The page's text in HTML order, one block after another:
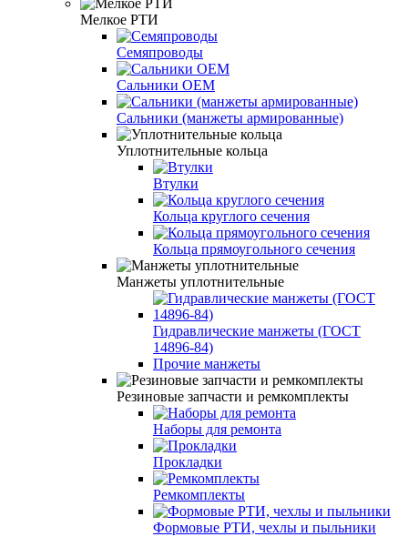
Мелкое РТИ
Семяпроводы
Сальники ОЕМ
Сальники (манжеты армированные)
Уплотнительные кольца
Втулки
Кольца круглого сечения
Кольца прямоугольного сечения
Манжеты уплотнительные
Гидравлические манжеты (ГОСТ
14896-84)
Прочие манжеты
Резиновые запчасти и ремкомплекты
Наборы для ремонта
Прокладки
Ремкомплекты
Формовые РТИ, чехлы и пыльники